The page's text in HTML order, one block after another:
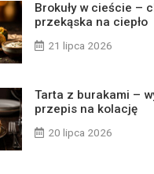
Brokuły w cieście –
przekąska na ciepło
21 lipca 2026
Tarta z burakami –
przepis na kolację
20 lipca 2026